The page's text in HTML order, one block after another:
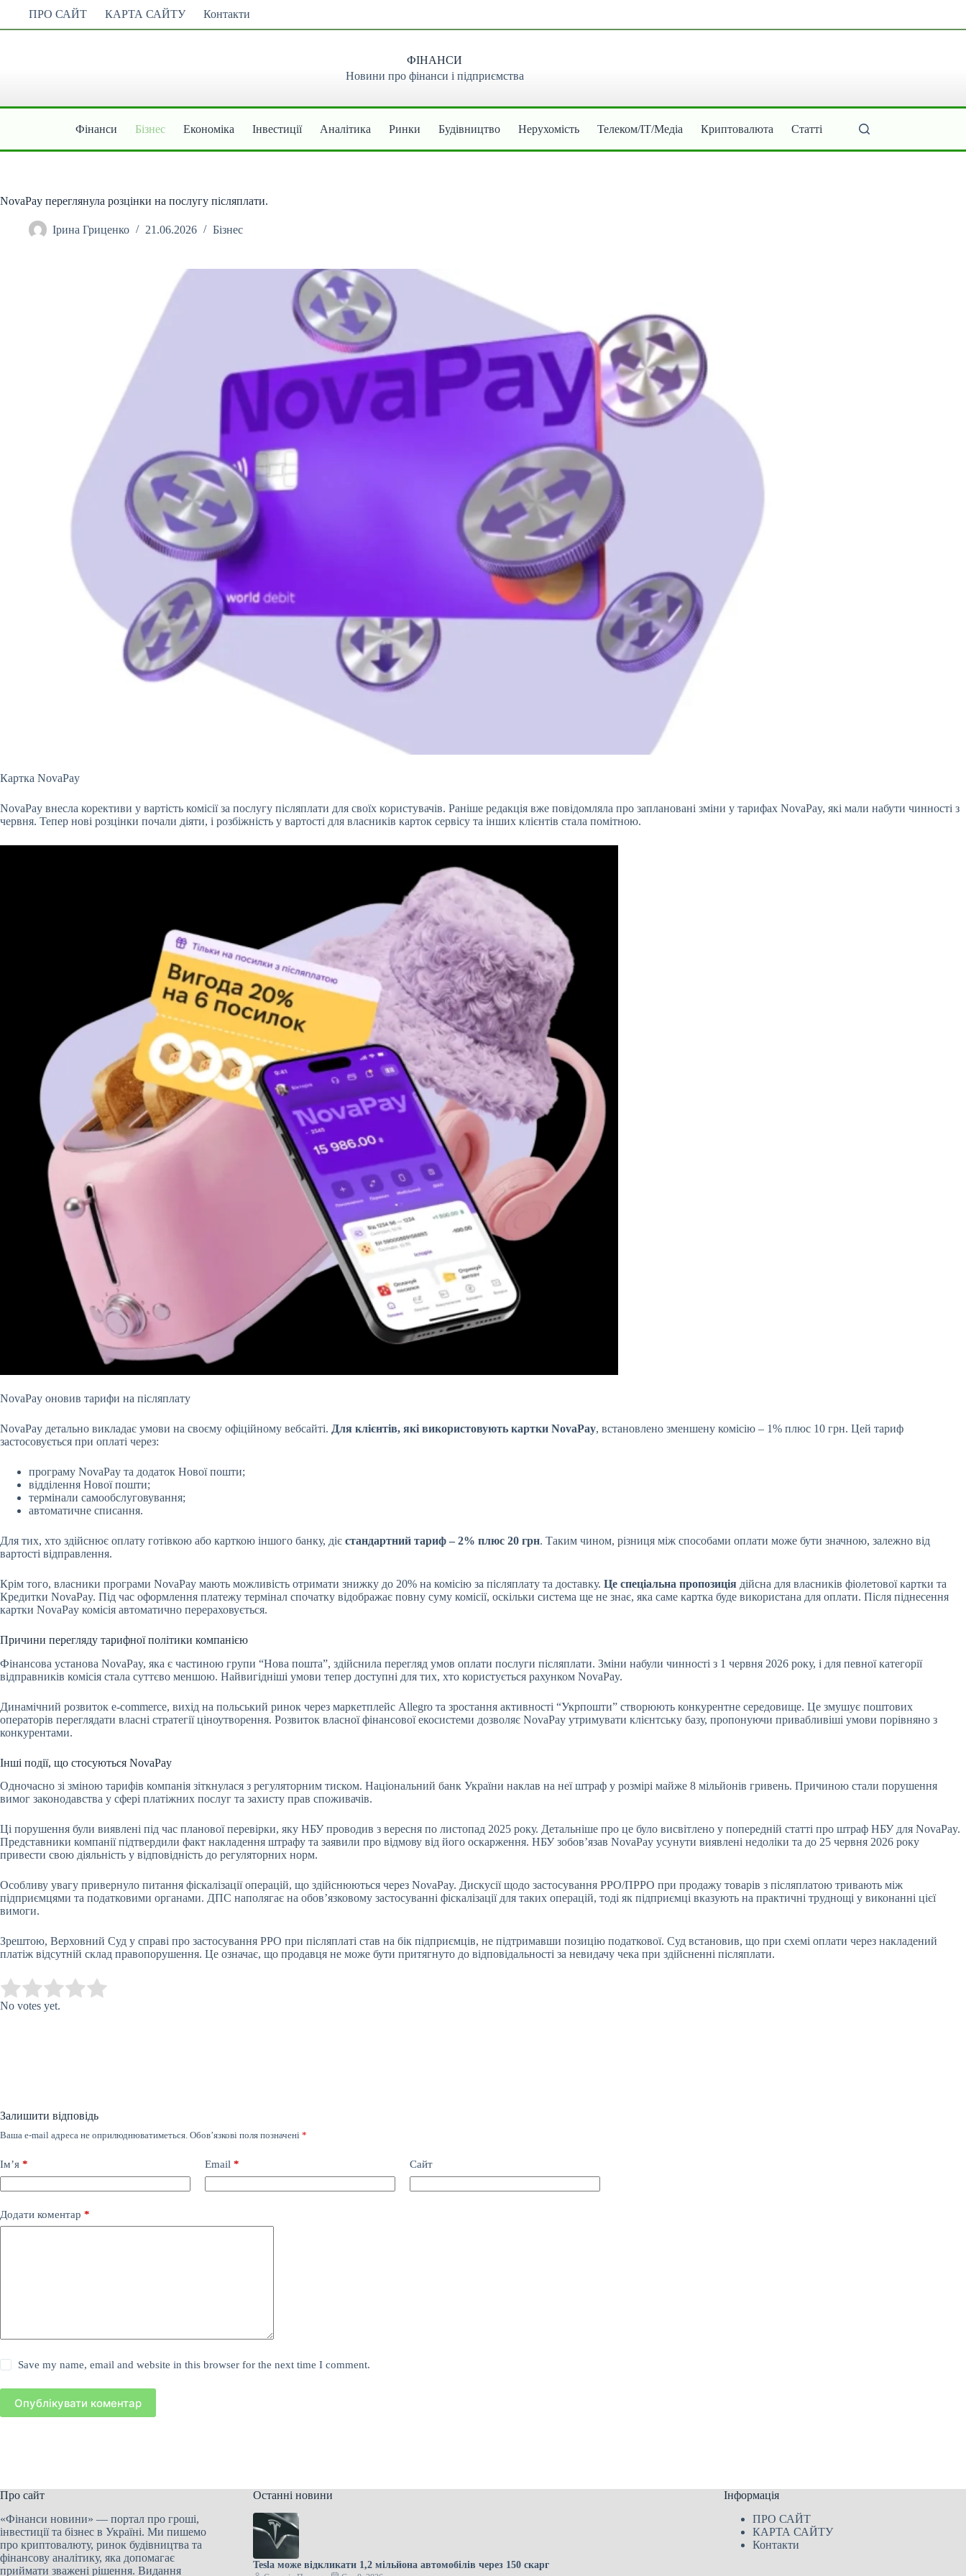
вмісту
ПРО САЙТ КАРТА САЙТУ Контакти
ФІНАНСИ
Новини про фінанси і підприємства
Фінанси Бізнес Економіка Інвестиції Аналітика Ринки Будівництво Нерухомість Телеком/ІТ/Медіа Криптовалюта Статті
NovaPay переглянула розцінки на послугу післяплати.
Ірина Гриценко 21.06.2026 Бізнес
Картка NovaPay
NovaPay внесла корективи у вартість комісії за послугу післяплати для своїх користувачів. Раніше редакція вже повідомляла про заплановані зміни у тарифах NovaPay, які мали набути чинності з
червня. Тепер нові розцінки почали діяти, і розбіжність у вартості для власників карток сервісу та інших клієнтів стала помітною.
NovaPay оновив тарифи на післяплату
NovaPay детально викладає умови на своєму офіційному вебсайті. Для клієнтів, які використовують картки NovaPay, встановлено зменшену комісію – 1% плюс 10 грн. Цей тариф
застосовується при оплаті через:
програму NovaPay та додаток Нової пошти;
відділення Нової пошти;
термінали самообслуговування;
автоматичне списання.
Для тих, хто здійснює оплату готівкою або карткою іншого банку, діє стандартний тариф – 2% плюс 20 грн. Таким чином, різниця між способами оплати може бути значною, залежно від
вартості відправлення.
Крім того, власники програми NovaPay мають можливість отримати знижку до 20% на комісію за післяплату та доставку. Це спеціальна пропозиція дійсна для власників фіолетової картки та
Кредитки NovaPay. Під час оформлення платежу термінал спочатку відображає повну суму комісії, оскільки система ще не знає, яка саме картка буде використана для оплати. Після піднесення
картки NovaPay комісія автоматично перераховується.
Причини перегляду тарифної політики компанією
Фінансова установа NovaPay, яка є частиною групи “Нова пошта”, здійснила перегляд умов оплати послуги післяплати. Зміни набули чинності з 1 червня 2026 року, і для певної категорії
відправників комісія стала суттєво меншою. Найвигідніші умови тепер доступні для тих, хто користується рахунком NovaPay.
Динамічний розвиток e-commerce, вихід на польський ринок через маркетплейс Allegro та зростання активності “Укрпошти” створюють конкурентне середовище. Це змушує поштових
операторів переглядати власні стратегії ціноутворення. Розвиток власної фінансової екосистеми дозволяє NovaPay утримувати клієнтську базу, пропонуючи привабливіші умови порівняно з
конкурентами.
Інші події, що стосуються NovaPay
Одночасно зі зміною тарифів компанія зіткнулася з регуляторним тиском. Національний банк України наклав на неї штраф у розмірі майже 8 мільйонів гривень. Причиною стали порушення
вимог законодавства у сфері платіжних послуг та захисту прав споживачів.
Ці порушення були виявлені під час планової перевірки, яку НБУ проводив з вересня по листопад 2025 року. Детальніше про це було висвітлено у попередній статті про штраф НБУ для NovaPay.
Представники компанії підтвердили факт накладення штрафу та заявили про відмову від його оскарження. НБУ зобов’язав NovaPay усунути виявлені недоліки та до 25 червня 2026 року
привести свою діяльність у відповідність до регуляторних норм.
Особливу увагу привернуло питання фіскалізації операцій, що здійснюються через NovaPay. Дискусії щодо застосування РРО/ПРРО при продажу товарів з післяплатою тривають між
підприємцями та податковими органами. ДПС наполягає на обов’язковому застосуванні фіскалізації для таких операцій, тоді як підприємці вказують на практичні труднощі у виконанні цієї
вимоги.
Зрештою, Верховний Суд у справі про застосування РРО при післяплаті став на бік підприємців, не підтримавши позицію податкової. Суд встановив, що при схемі оплати через накладений
платіж відсутній склад правопорушення. Це означає, що продавця не може бути притягнуто до відповідальності за невидачу чека при здійсненні післяплати.
Rate this item:
No votes yet.
Залишити відповідь
Ваша e-mail адреса не оприлюднюватиметься. Обов’язкові поля позначені *
Ім’я * Email * Сайт
Додати коментар *
Save my name, email and website in this browser for the next time I comment.
Опублікувати коментар
Про сайт
«Фінанси новини» — портал про гроші,
інвестиції та бізнес в Україні. Ми пишемо
про криптовалюту, ринок будівництва та
фінансову аналітику, яка допомагає
приймати зважені рішення. Видання
Останні новини
Tesla може відкликати 1,2 мільйона автомобілів через 150 скарг
Інформація
ПРО САЙТ
КАРТА САЙТУ
Контакти